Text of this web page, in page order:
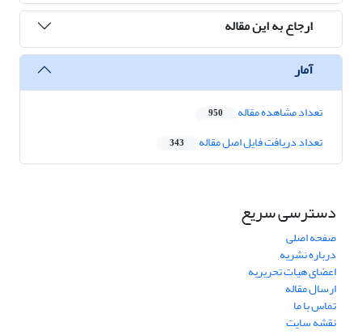
ارجاع به این مقاله
آمار
تعداد مشاهده مقاله 950
تعداد دریافت فایل اصل مقاله 343
دسترسی سریع
صفحه اصلی
درباره نشریه
اعضای هیات تحریریه
ارسال مقاله
تماس با ما
نقشه سایت